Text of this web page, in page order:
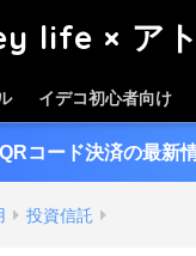
life × ア
イデコ初心者向け
コード決済の最新
投資信託